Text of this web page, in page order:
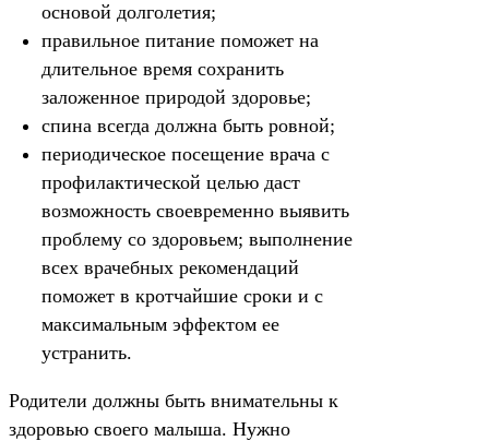
основой долголетия;
правильное питание поможет на
длительное время сохранить
заложенное природой здоровье;
спина всегда должна быть ровной;
периодическое посещение врача с
профилактической целью даст
возможность своевременно выявить
проблему со здоровьем; выполнение
всех врачебных рекомендаций
поможет в кротчайшие сроки и с
максимальным эффектом ее
устранить.
Родители должны быть внимательны к
здоровью своего малыша. Нужно